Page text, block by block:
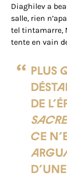
Diaghilev a
salle, rien
tel tintamarre,
tente en vain
Plus
de
Sacre
Ce